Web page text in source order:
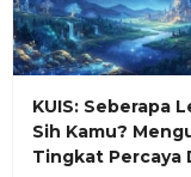
KUIS: Seberapa
Sih Kamu?
Tingkat Percaya